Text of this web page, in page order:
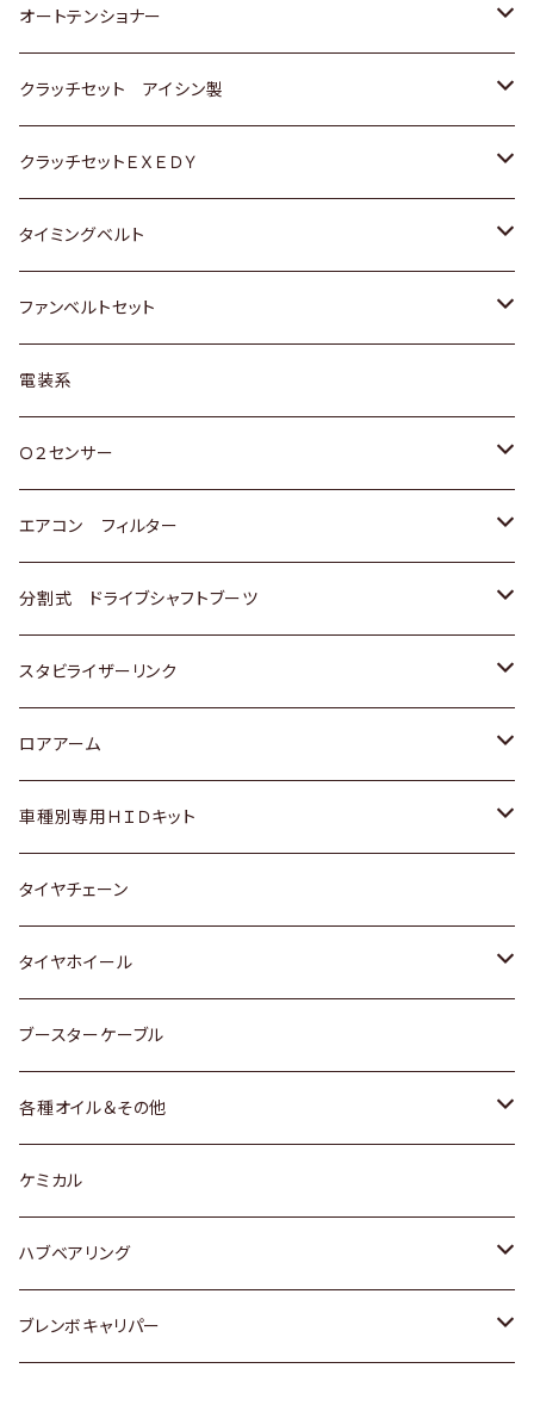
スバル
三菱
スバル
三菱
スバル
いすゞ
ダイハツ
マツダ
三菱
スバル
日野
GOLF
ＷＡＧＥＮ
アストロ（シボレー）
クライスラー
ＷＡＧＥＮ
ＶＯＬＶＯ
ホンダ
スズキ
日産
ダイハツ
マツダ
三菱
スバル
スズキ
ダイハツ
日産
ホンダ
マツダ
オートテンショナー
トヨタ
クラッチセット アイシン製
ホンダ
スズキ
ダイハツ
マツダ
三菱
スバル
クラッチセットＥＸＥＤＹ
ホンダ
スズキ
日産
ダイハツ
マツダ
三菱
スバル
タイミングベルト
トヨタ
スズキ
ダイハツ
三菱
スバル
ファンベルトセット
トヨタ
ホンダ
スズキ
日産
いすゞ
ダイハツ
マツダ
三菱
スバル
レクサス
電装系
Ｏ２センサー
トヨタ
ホンダ
スズキ
日産
ダイハツ
マツダ
三菱
スバル
エアコン フィルター
トヨタ
ホンダ
スズキ
日産
いすゞ
ダイハツ
マツダ
三菱
スバル
分割式 ドライブシャフトブーツ
トヨタ
ホンダ
スズキ
日産
ダイハツ
スバル
スタビライザーリンク
トヨタ
ホンダ
スズキ
日産
ダイハツ
マツダ
ロアアーム
ホンダ
スズキ
日産
ダイハツ
マツダ
スバル
車種別専用ＨＩＤキット
トヨタ
マツダ
タイヤチェーン
タイヤホイール
トヨタ
ホンダ
スズキ
日産
ダイハツ
ブースターケーブル
各種オイル＆その他
ディーデル洗浄添加剤
ケミカル
ハブベアリング
トヨタ
ブレンボキャリパー